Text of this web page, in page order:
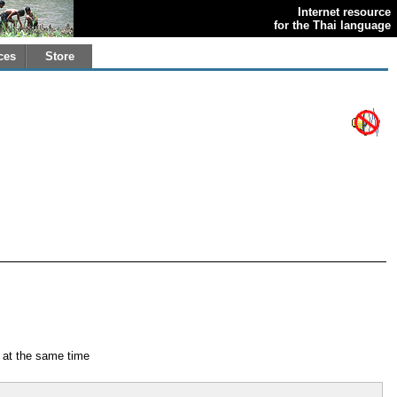
Internet resource
for the Thai language
Store
the same time